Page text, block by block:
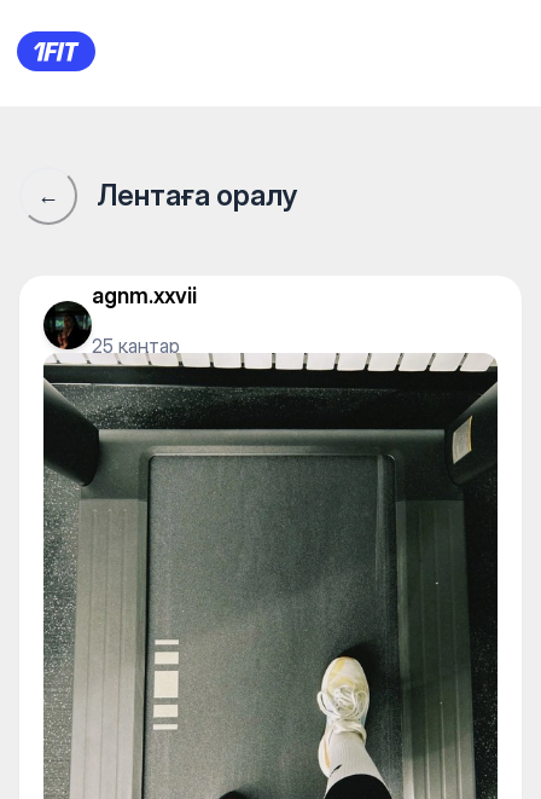
Alpha Gym — Individual
← Лентаға оралу
agnm.xxvii
25 қаңтар